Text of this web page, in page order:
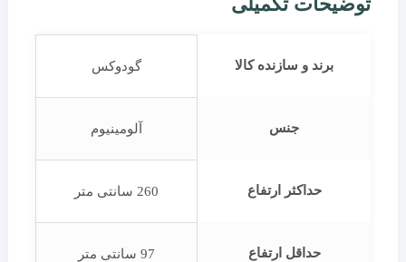
برند و سازنده کالا گودوکس
جنس آلومینیوم
حداکثر ارتفاع 260 سانتی متر
حداقل ارتفاع 97 سانتی متر